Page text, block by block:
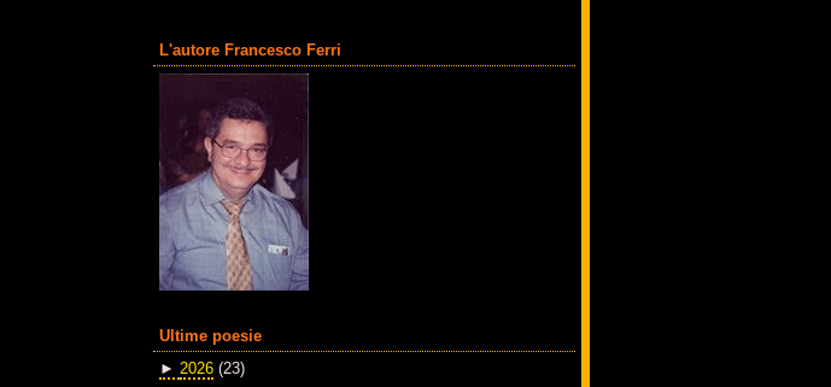
L'autore Francesco Ferri
Ultime poesie
► 2026 (23)